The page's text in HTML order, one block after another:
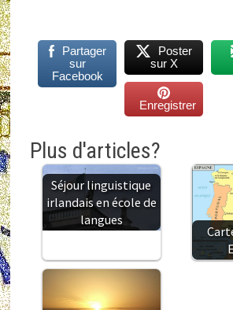
Partager
sur
Facebook
Poster
sur X
Enregistrer
Plus d'articles?
Séjour linguistique
irlandais en école de
langues